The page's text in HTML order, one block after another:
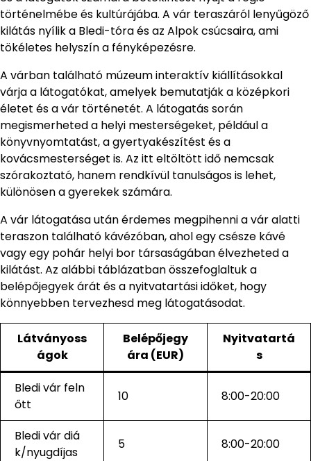
történelmébe és kultúrájába. A vár teraszáról lenyűgöző
kilátás nyílik a Bledi-tóra és az Alpok csúcsaira, ami
tökéletes helyszín a fényképezésre.
A várban található múzeum interaktív kiállításokkal
várja a látogatókat, amelyek bemutatják a középkori
életet és a vár történetét. A látogatás során
megismerheted a helyi mesterségeket, például a
könyvnyomtatást, a gyertyakészítést és a
kovácsmesterséget is. Az itt eltöltött idő nemcsak
szórakoztató, hanem rendkívül tanulságos is lehet,
különösen a gyerekek számára.
A vár látogatása után érdemes megpihenni a vár alatti
teraszon található kávézóban, ahol egy csésze kávé
vagy egy pohár helyi bor társaságában élvezheted a
kilátást. Az alábbi táblázatban összefoglaltuk a
belépőjegyek árát és a nyitvatartási időket, hogy
könnyebben tervezhesd meg látogatásodat.
Látványoss
ágok
Belépőjegy
ára (EUR)
Nyitvatartá
s
Bledi vár feln
őtt
10 8:00-20:00
Bledi vár diá
k/nyugdíjas
5 8:00-20:00